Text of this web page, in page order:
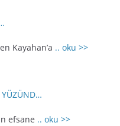
Kayahan’a .. oku >>
YÜZÜND…
efsane .. oku >>